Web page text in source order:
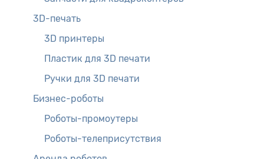
3D-печать
3D принтеры
Пластик для 3D печати
Ручки для 3D печати
Бизнес-роботы
Роботы-промоутеры
Роботы-телеприсутствия